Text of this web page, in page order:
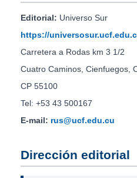
Editorial: Universo Sur
https://
Carretera a Rodas km 3 1/2
Cuatro Caminos, Cienfuegos,
CP 55100
Tel: +53 43 500167
E-mail: rus@ucf.edu.cu
Dirección editorial